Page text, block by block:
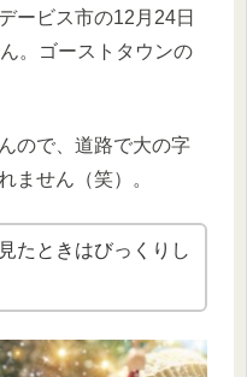
ービス市の12月24日
。ゴーストタウンの
ので、道路で大の字
ません（笑）。
たときはびっくりし